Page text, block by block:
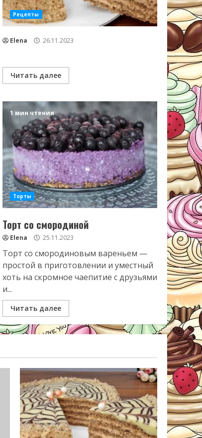
Рецепты
Elena 26.11.2023
Читать далее
1 мин чтения
Торты
Торт со смородиной
Elena 25.11.2023
Торт со смородиновым вареньем —
простой в приготовлении и уместный
хоть на скромное чаепитие с друзьями
и...
Читать далее